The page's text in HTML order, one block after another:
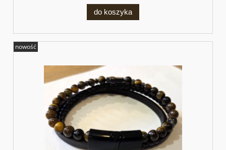
do koszyka
nowość